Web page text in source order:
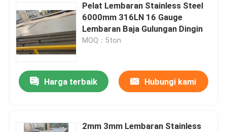
Pelat Lembaran Stainless Steel
6000mm 316LN 16 Gauge
Lembaran Baja Gulungan Dingin
MOQ：5ton
Harga terbaik Hubungi kami
2mm 3mm Lembaran Stainless